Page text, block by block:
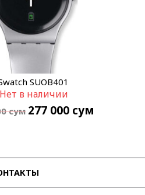
SUOB401
Нет в наличии
сум 277 000 сум